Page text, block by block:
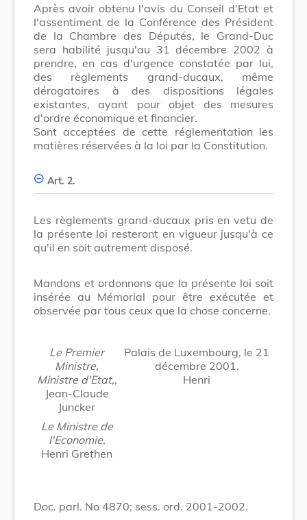
Après avoir obtenu l'avis du Conseil d'Etat et
l'assentiment de la Conférence des Président
de la Chambre des Députés, le Grand-Duc
sera habilité jusqu'au 31 décembre 2002 à
prendre, en cas d'urgence constatée par lui,
des règlements grand-ducaux, même
dérogatoires à des dispositions légales
existantes, ayant pour objet des mesures
d'ordre économique et financier.
Sont acceptées de cette réglementation les
matières réservées à la loi par la Constitution.
Art. 2.
Les règlements grand-ducaux pris en vetu de
la présente loi resteront en vigueur jusqu'à ce
qu'il en soit autrement disposé.
Mandons et ordonnons que la présente loi soit
insérée au Mémorial pour être exécutée et
observée par tous ceux que la chose concerne.
Le Premier
Ministre,
Ministre d'Etat,,
Jean-Claude
Juncker
Le Ministre de
l'Economie,
Henri Grethen
Palais de Luxembourg, le 21
décembre 2001.
Henri
Doc. parl. No 4870; sess. ord. 2001-2002.